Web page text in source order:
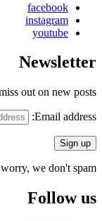
facebook
instagram
youtube
Newsletter
out on new posts
Email address:
we don't spam
Follow us